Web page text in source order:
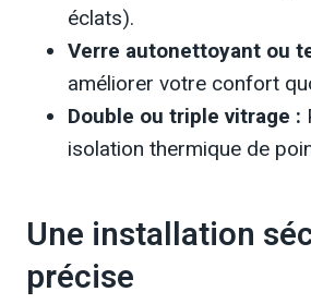
éclats).
Verre autonettoyant ou
améliorer votre confort
Double ou triple vitrage :
isolation thermique de
Une installation
précise